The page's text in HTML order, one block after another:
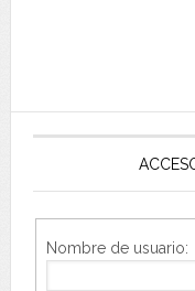
Nombre de usuario: